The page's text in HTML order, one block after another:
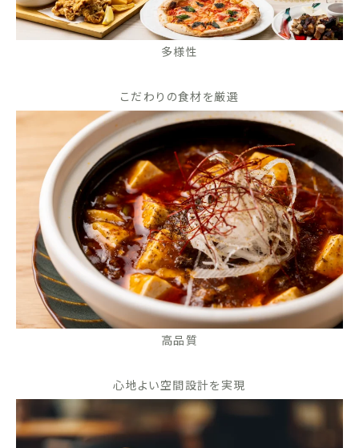
多様性
こだわりの食材を厳選
高品質
心地よい空間設計を実現